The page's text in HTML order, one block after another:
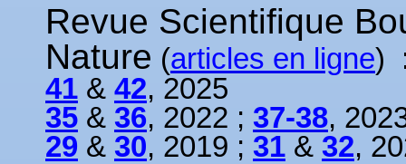
Revue Scientifique
Nature (articles en ligne)
41 & 42, 2025
35 & 36, 2022 ; 37-38,
29 & 30, 2019 ; 31 & 32,